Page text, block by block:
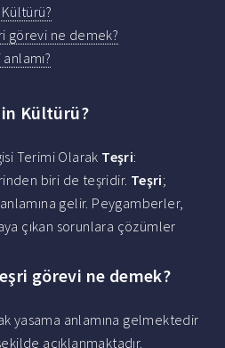
görevi ne demek?
Kültürü?
Terimi Olarak Teşri:
biri de teşridir. Teşri;
gelir. Peygamberler,
çıkan sorunlara çözümler
görevi ne demek?
yasama anlamına gelmektedir
açıklanmaktadır.